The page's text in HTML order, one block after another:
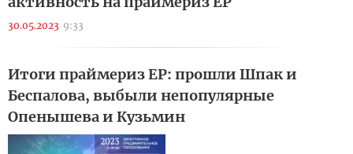
30.05.2023 9:33
Итоги праймериз ЕР: прошли Шпак и
Беспалова, выбыли непопулярные
Опенышева и Кузьмин